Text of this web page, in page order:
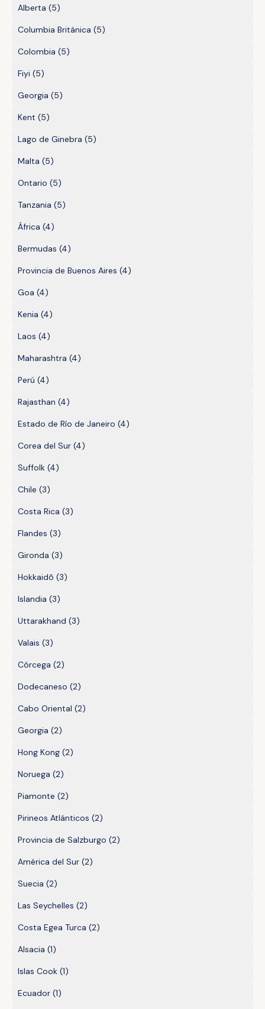
Alberta (5)
Columbia Británica (5)
Colombia (5)
Fiyi (5)
Georgia (5)
Kent (5)
Lago de Ginebra (5)
Malta (5)
Ontario (5)
Tanzania (5)
África (4)
Bermudas (4)
Provincia de Buenos Aires (4)
Goa (4)
Kenia (4)
Laos (4)
Maharashtra (4)
Perú (4)
Rajasthan (4)
Estado de Río de Janeiro (4)
Corea del Sur (4)
Suffolk (4)
Chile (3)
Costa Rica (3)
Flandes (3)
Gironda (3)
Hokkaidō (3)
Islandia (3)
Uttarakhand (3)
Valais (3)
Córcega (2)
Dodecaneso (2)
Cabo Oriental (2)
Georgia (2)
Hong Kong (2)
Noruega (2)
Piamonte (2)
Pirineos Atlánticos (2)
Provincia de Salzburgo (2)
América del Sur (2)
Suecia (2)
Las Seychelles (2)
Costa Egea Turca (2)
Alsacia (1)
Islas Cook (1)
Ecuador (1)